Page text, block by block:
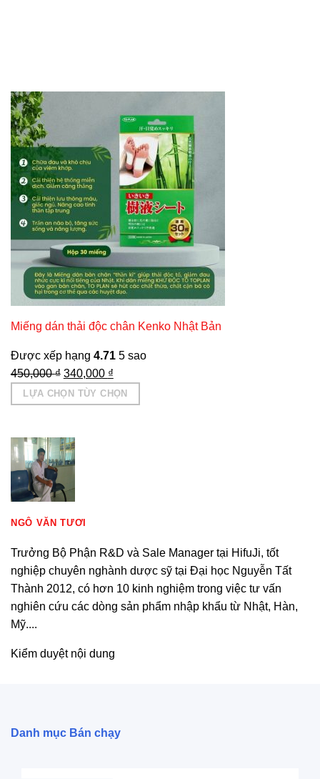
Miếng dán thải độc chân Kenko Nhật Bản
Được xếp hạng 4.715 sao
450,000₫ Giá
gốc
là:
340,000 ₫Giá
hiện
tại
LỰA CHỌN TÙY CHỌN
này
có
nhiều
biến
thể.
tùy
chọn
có
thể
được
chọn
NGÔ VĂN TƯƠI
Trưởng Bộ Phận R&D và Sale Manager tại HifuJi, tốt
nghiệp chuyên nghành dược sỹ tại Đại học Nguyễn Tất
Thành 2012, có hơn 10 kinh nghiệm trong việc tư vấn
nghiên cứu các dòng sản phẩm nhập khẩu từ Nhật, Hàn,
Mỹ....
Kiểm duyệt nội dung
Danh mục Bán chạy